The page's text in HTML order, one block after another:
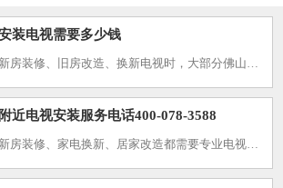
装电视需要多少钱
新房装修、旧房改造、换新电视时，大部分佛山业主都会预约专业电视安装服务。电视上墙安装涉及找平固定、线路规整、安全调试等多项工序，很多用户在预约前都想了解清晰的收费标准，避免报价模糊、隐形加价等问题。佛
附近电视安装服务电话400-078-3588
新房装修、家电换新、居家改造都需要专业电视安装服务，规范的安装固定、线路收纳、调试走线，能保障电视长期稳定使用。徐州本地专业电视上门安装团队400-078-3588，就近接单、快速响应，适配各类机型与